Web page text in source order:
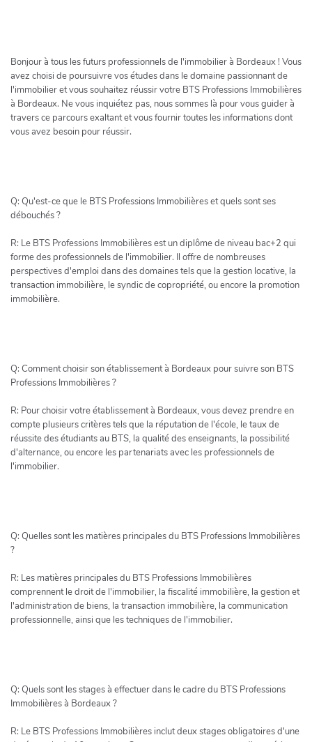
Bonjour à tous les futurs professionnels de l'immobilier à Bordeaux ! Vous
avez choisi de poursuivre vos études dans le domaine passionnant de
l'immobilier et vous souhaitez réussir votre BTS Professions Immobilières
à Bordeaux. Ne vous inquiétez pas, nous sommes là pour vous guider à
travers ce parcours exaltant et vous fournir toutes les informations dont
vous avez besoin pour réussir.
Q: Qu'est-ce que le BTS Professions Immobilières et quels sont ses
débouchés ?
R: Le BTS Professions Immobilières est un diplôme de niveau bac+2 qui
forme des professionnels de l'immobilier. Il offre de nombreuses
perspectives d'emploi dans des domaines tels que la gestion locative, la
transaction immobilière, le syndic de copropriété, ou encore la promotion
immobilière.
Q: Comment choisir son établissement à Bordeaux pour suivre son BTS
Professions Immobilières ?
R: Pour choisir votre établissement à Bordeaux, vous devez prendre en
compte plusieurs critères tels que la réputation de l'école, le taux de
réussite des étudiants au BTS, la qualité des enseignants, la possibilité
d'alternance, ou encore les partenariats avec les professionnels de
l'immobilier.
Q: Quelles sont les matières principales du BTS Professions Immobilières
?
R: Les matières principales du BTS Professions Immobilières
comprennent le droit de l'immobilier, la fiscalité immobilière, la gestion et
l'administration de biens, la transaction immobilière, la communication
professionnelle, ainsi que les techniques de l'immobilier.
Q: Quels sont les stages à effectuer dans le cadre du BTS Professions
Immobilières à Bordeaux ?
R: Le BTS Professions Immobilières inclut deux stages obligatoires d'une